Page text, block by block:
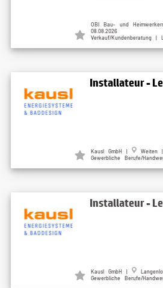
OBI Bau- und
08.08.2026
Verkauf/Kundenberatung |
Installateur -
Kausl GmbH |
Weiten |
Gewerbliche Berufe/
Installateur -
Kausl GmbH |
Gewerbliche Berufe/